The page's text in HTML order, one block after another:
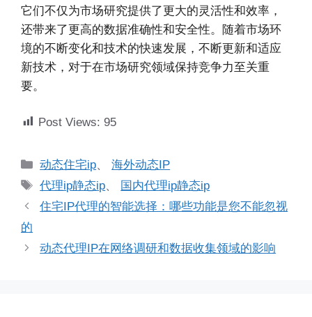
它们不仅为市场研究提供了更大的灵活性和效率，
还带来了更高的数据准确性和安全性。随着市场环
境的不断变化和技术的快速发展，不断更新和适应
新技术，对于在市场研究领域保持竞争力至关重
要。
Post Views: 95
分
类
动态住宅ip、海外动态IP
标
签
代理ip静态ip、 国内代理ip静态ip
住宅IP代理的智能选择：哪些功能是您不能忽视
的
动态代理IP在网络调研和数据收集领域的影响